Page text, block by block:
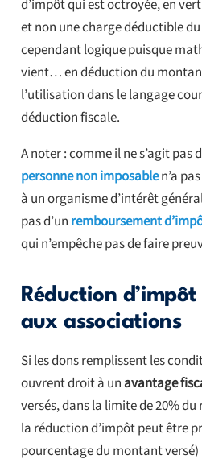
d’impôt qui est octroyée, en
et non une charge déductible
cependant logique puisque
vient… en déduction du
l’utilisation dans le langage
déduction fiscale.
A noter : comme il ne s’agit pas
personne non imposablen’a
à un organisme d’intérêt
pas d’un remboursement
qui n’empêche pas de faire
Réduction
aux associations
Si les dons remplissent les
ouvrent droit à unavantage
versés, dans la limite de 20%
la réduction d’impôt peut être
pourcentage du montant